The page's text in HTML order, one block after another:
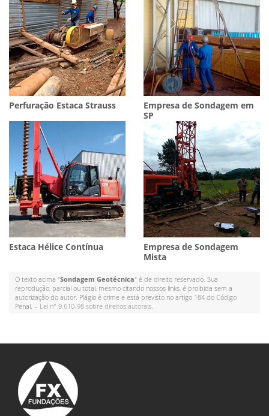
Perfuração Estaca Strauss
Empresa de Sondagem em
SP
Estaca Hélice Contínua
Empresa de Sondagem
Mista
O texto acima "Sondagem Geotécnica" é de direito reservado. Sua
reprodução, parcial ou total, mesmo citando nossos links, é proibida sem a
autorização do autor. Plágio é crime e está previsto no artigo 184 do Código
Penal. – Lei n° 9.610-98 sobre direitos autorais